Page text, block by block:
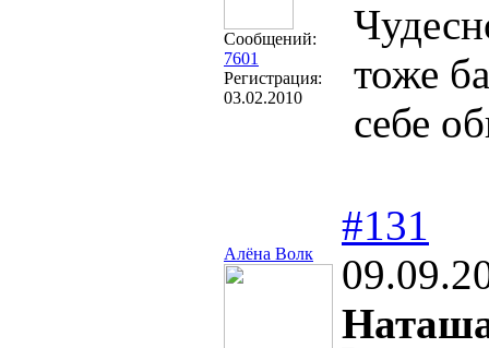
Сообщений:
7601
Регистрация:
03.02.2010
тоже
себе
Алёна Волк
#131